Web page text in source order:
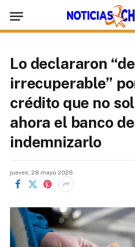
Lo declararon
irrecuperable”
crédito que no
ahora el banco
indemnizarlo
jueves, 28 mayo 2026